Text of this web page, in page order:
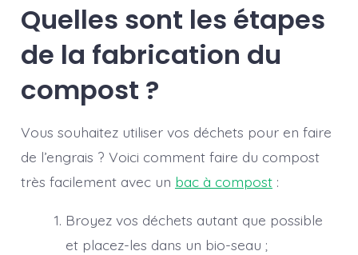
Quelles sont les étapes
de la fabrication du
compost ?
Vous souhaitez utiliser vos déchets pour en faire
de l’engrais ? Voici comment faire du compost
très facilement avec un bac à compost:
Broyez vos déchets autant que possible
et placez-les dans un bio-seau ;